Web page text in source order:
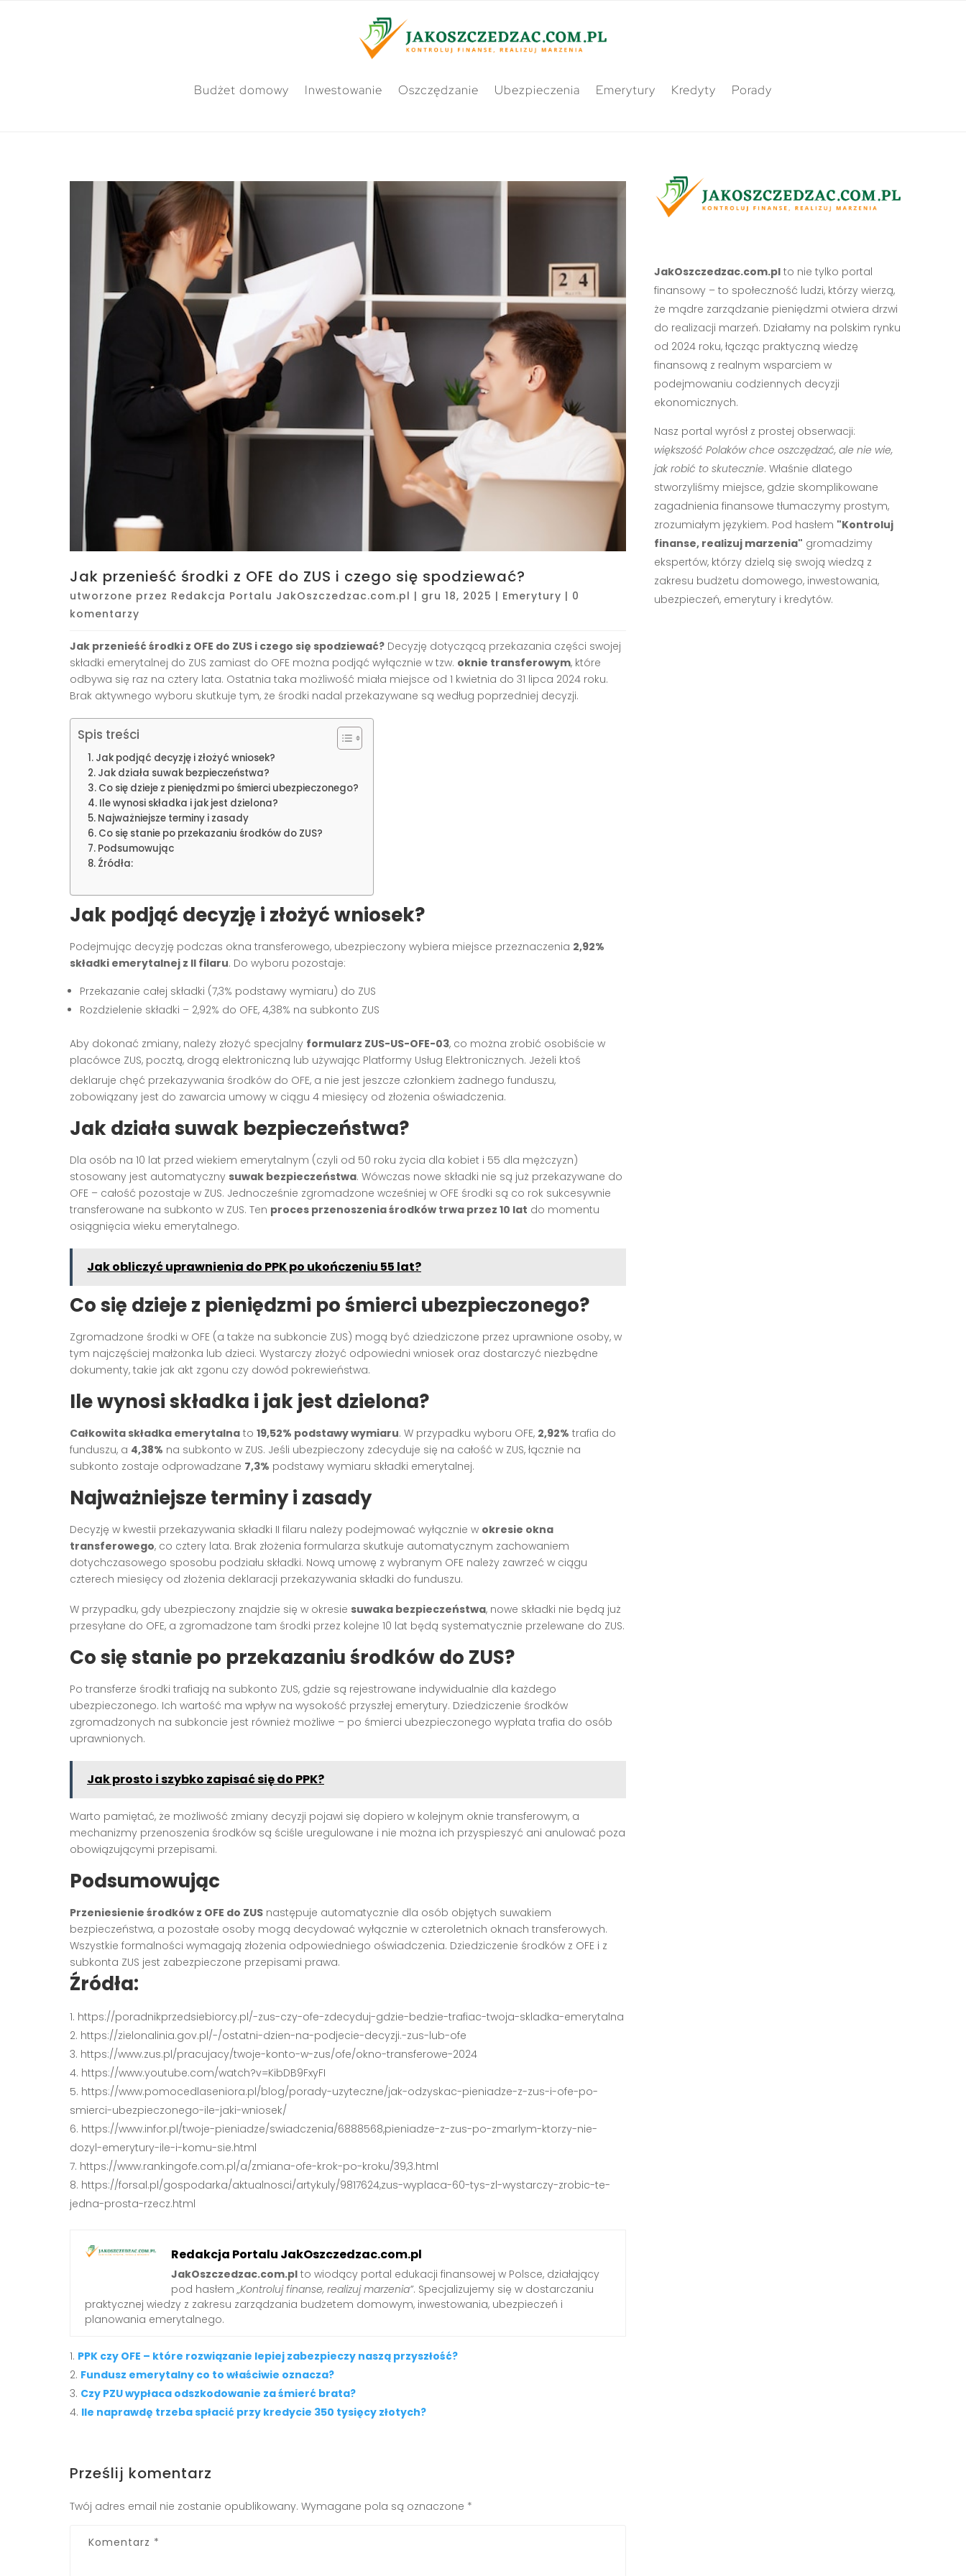
Budżet domowy Inwestowanie Oszczędzanie Ubezpieczenia Emerytury Kredyty Porady
Jak przenieść środki z OFE do ZUS i czego się spodziewać?
utworzone przez Redakcja Portalu JakOszczedzac.com.pl | gru 18, 2025 | Emerytury | 0
komentarzy
Jak przenieść środki z OFE do ZUS i czego się spodziewać? Decyzję dotyczącą przekazania części swojej
składki emerytalnej do ZUS zamiast do OFE można podjąć wyłącznie w tzw. oknie transferowym, które
odbywa się raz na cztery lata. Ostatnia taka możliwość miała miejsce od 1 kwietnia do 31 lipca 2024 roku.
Brak aktywnego wyboru skutkuje tym, że środki nadal przekazywane są według poprzedniej decyzji.
Spis treści
Jak podjąć decyzję i złożyć wniosek?
Jak działa suwak bezpieczeństwa?
Co się dzieje z pieniędzmi po śmierci ubezpieczonego?
Ile wynosi składka i jak jest dzielona?
Najważniejsze terminy i zasady
Co się stanie po przekazaniu środków do ZUS?
Podsumowując
Źródła:
Jak podjąć decyzję i złożyć wniosek?
Podejmując decyzję podczas okna transferowego, ubezpieczony wybiera miejsce przeznaczenia 2,92%
składki emerytalnej z II filaru. Do wyboru pozostaje:
Przekazanie całej składki (7,3% podstawy wymiaru) do ZUS
Rozdzielenie składki – 2,92% do OFE, 4,38% na subkonto ZUS
Aby dokonać zmiany, należy złożyć specjalny formularz ZUS-US-OFE-03, co można zrobić osobiście w
placówce ZUS, pocztą, drogą elektroniczną lub używając Platformy Usług Elektronicznych. Jeżeli ktoś
deklaruje chęć przekazywania środków do OFE, a nie jest jeszcze członkiem żadnego funduszu,
zobowiązany jest do zawarcia umowy w ciągu 4 miesięcy od złożenia oświadczenia.
Jak działa suwak bezpieczeństwa?
Dla osób na 10 lat przed wiekiem emerytalnym (czyli od 50 roku życia dla kobiet i 55 dla mężczyzn)
stosowany jest automatyczny suwak bezpieczeństwa. Wówczas nowe składki nie są już przekazywane do
OFE – całość pozostaje w ZUS. Jednocześnie zgromadzone wcześniej w OFE środki są co rok sukcesywnie
transferowane na subkonto w ZUS. Ten proces przenoszenia środków trwa przez 10 lat do momentu
osiągnięcia wieku emerytalnego.
Jak obliczyć uprawnienia do PPK po ukończeniu 55 lat?
Co się dzieje z pieniędzmi po śmierci ubezpieczonego?
Zgromadzone środki w OFE (a także na subkoncie ZUS) mogą być dziedziczone przez uprawnione osoby, w
tym najczęściej małżonka lub dzieci. Wystarczy złożyć odpowiedni wniosek oraz dostarczyć niezbędne
dokumenty, takie jak akt zgonu czy dowód pokrewieństwa.
Ile wynosi składka i jak jest dzielona?
Całkowita składka emerytalna to 19,52% podstawy wymiaru. W przypadku wyboru OFE, 2,92% trafia do
funduszu, a 4,38% na subkonto w ZUS. Jeśli ubezpieczony zdecyduje się na całość w ZUS, łącznie na
subkonto zostaje odprowadzane 7,3% podstawy wymiaru składki emerytalnej.
Najważniejsze terminy i zasady
Decyzję w kwestii przekazywania składki II filaru należy podejmować wyłącznie w okresie okna
transferowego, co cztery lata. Brak złożenia formularza skutkuje automatycznym zachowaniem
dotychczasowego sposobu podziału składki. Nową umowę z wybranym OFE należy zawrzeć w ciągu
czterech miesięcy od złożenia deklaracji przekazywania składki do funduszu.
W przypadku, gdy ubezpieczony znajdzie się w okresie suwaka bezpieczeństwa, nowe składki nie będą już
przesyłane do OFE, a zgromadzone tam środki przez kolejne 10 lat będą systematycznie przelewane do ZUS.
Co się stanie po przekazaniu środków do ZUS?
Po transferze środki trafiają na subkonto ZUS, gdzie są rejestrowane indywidualnie dla każdego
ubezpieczonego. Ich wartość ma wpływ na wysokość przyszłej emerytury. Dziedziczenie środków
zgromadzonych na subkoncie jest również możliwe – po śmierci ubezpieczonego wypłata trafia do osób
uprawnionych.
Jak prosto i szybko zapisać się do PPK?
Warto pamiętać, że możliwość zmiany decyzji pojawi się dopiero w kolejnym oknie transferowym, a
mechanizmy przenoszenia środków są ściśle uregulowane i nie można ich przyspieszyć ani anulować poza
obowiązującymi przepisami.
Podsumowując
Przeniesienie środków z OFE do ZUS następuje automatycznie dla osób objętych suwakiem
bezpieczeństwa, a pozostałe osoby mogą decydować wyłącznie w czteroletnich oknach transferowych.
Wszystkie formalności wymagają złożenia odpowiedniego oświadczenia. Dziedziczenie środków z OFE i z
subkonta ZUS jest zabezpieczone przepisami prawa.
Źródła:
https://poradnikprzedsiebiorcy.pl/-zus-czy-ofe-zdecyduj-gdzie-bedzie-trafiac-twoja-skladka-emerytalna
https://zielonalinia.gov.pl/-/ostatni-dzien-na-podjecie-decyzji.-zus-lub-ofe
https://www.zus.pl/pracujacy/twoje-konto-w-zus/ofe/okno-transferowe-2024
https://www.youtube.com/watch?v=KibDB9FxyFI
https://www.pomocedlaseniora.pl/blog/porady-uzyteczne/jak-odzyskac-pieniadze-z-zus-i-ofe-po-
smierci-ubezpieczonego-ile-jaki-wniosek/
https://www.infor.pl/twoje-pieniadze/swiadczenia/6888568,pieniadze-z-zus-po-zmarlym-ktorzy-nie-
dozyl-emerytury-ile-i-komu-sie.html
https://www.rankingofe.com.pl/a/zmiana-ofe-krok-po-kroku/39,3.html
https://forsal.pl/gospodarka/aktualnosci/artykuly/9817624,zus-wyplaca-60-tys-zl-wystarczy-zrobic-te-
jedna-prosta-rzecz.html
Redakcja Portalu JakOszczedzac.com.pl
JakOszczedzac.com.pl to wiodący portal edukacji finansowej w Polsce, działający
pod hasłem„Kontroluj finanse, realizuj marzenia”. Specjalizujemy się w dostarczaniu
praktycznej wiedzy z zakresu zarządzania budżetem domowym, inwestowania, ubezpieczeń i
planowania emerytalnego.
PPK czy OFE – które rozwiązanie lepiej zabezpieczy naszą przyszłość?
Fundusz emerytalny co to właściwie oznacza?
Czy PZU wypłaca odszkodowanie za śmierć brata?
Ile naprawdę trzeba spłacić przy kredycie 350 tysięcy złotych?
Prześlij komentarz
Twój adres email nie zostanie opublikowany. Wymagane pola są oznaczone *
JakOszczedzac.com.plto nie tylko portal
finansowy – to społeczność ludzi, którzy wierzą,
że mądre zarządzanie pieniędzmi otwiera drzwi
do realizacji marzeń. Działamy na polskim rynku
od 2024 roku, łącząc praktyczną wiedzę
finansową z realnym wsparciem w
podejmowaniu codziennych decyzji
ekonomicznych.
Nasz portal wyrósł z prostej obserwacji:
większość Polaków chce oszczędzać, ale nie wie,
jak robić to skutecznie. Właśnie dlatego
stworzyliśmy miejsce, gdzie skomplikowane
zagadnienia finansowe tłumaczymy prostym,
zrozumiałym językiem. Pod hasłem "Kontroluj
finanse, realizuj marzenia" gromadzimy
ekspertów, którzy dzielą się swoją wiedzą z
zakresu budżetu domowego, inwestowania,
ubezpieczeń, emerytury i kredytów.